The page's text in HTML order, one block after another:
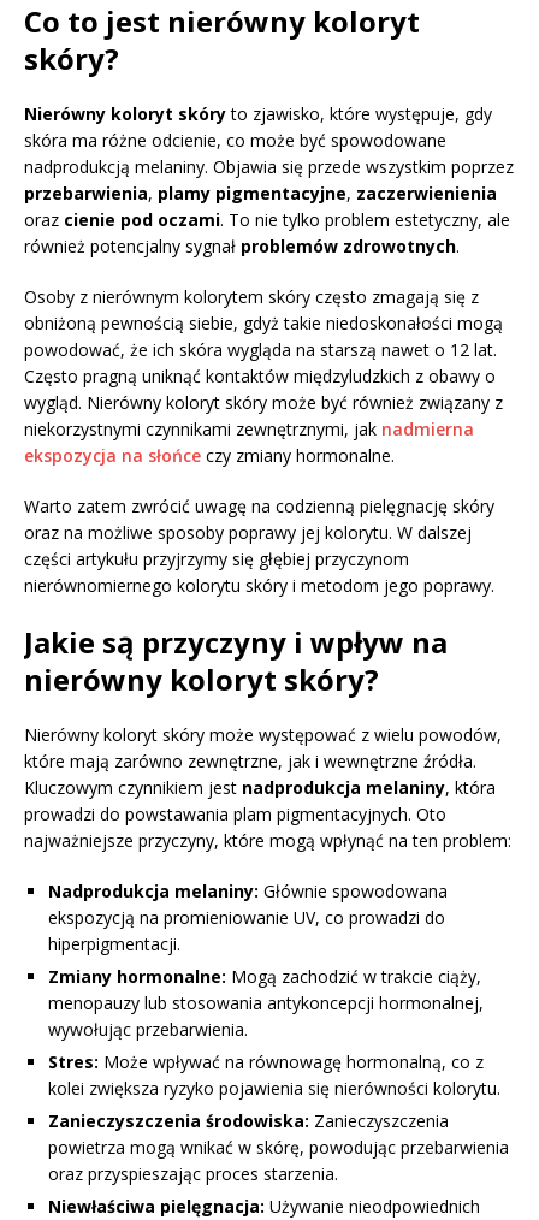
Co to jest nierówny koloryt
skóry?
Nierówny koloryt skóryto zjawisko, które występuje, gdy
skóra ma różne odcienie, co może być spowodowane
nadprodukcją melaniny. Objawia się przede wszystkim poprzez
przebarwienia, plamy pigmentacyjne, zaczerwienienia
oraz cienie pod oczami. To nie tylko problem estetyczny, ale
również potencjalny sygnał problemów zdrowotnych.
Osoby z nierównym kolorytem skóry często zmagają się z
obniżoną pewnością siebie, gdyż takie niedoskonałości mogą
powodować, że ich skóra wygląda na starszą nawet o 12 lat.
Często pragną uniknąć kontaktów międzyludzkich z obawy o
wygląd. Nierówny koloryt skóry może być również związany z
niekorzystnymi czynnikami zewnętrznymi, jak nadmierna
ekspozycja na słońce czy zmiany hormonalne.
Warto zatem zwrócić uwagę na codzienną pielęgnację skóry
oraz na możliwe sposoby poprawy jej kolorytu. W dalszej
części artykułu przyjrzymy się głębiej przyczynom
nierównomiernego kolorytu skóry i metodom jego poprawy.
Jakie są przyczyny i wpływ na
nierówny koloryt skóry?
Nierówny koloryt skóry może występować z wielu powodów,
które mają zarówno zewnętrzne, jak i wewnętrzne źródła.
Kluczowym czynnikiem jest nadprodukcja melaniny, która
prowadzi do powstawania plam pigmentacyjnych. Oto
najważniejsze przyczyny, które mogą wpłynąć na ten problem:
Nadprodukcja melaniny: Głównie spowodowana
ekspozycją na promieniowanie UV, co prowadzi do
hiperpigmentacji.
Zmiany hormonalne: Mogą zachodzić w trakcie ciąży,
menopauzy lub stosowania antykoncepcji hormonalnej,
wywołując przebarwienia.
Stres: Może wpływać na równowagę hormonalną, co z
kolei zwiększa ryzyko pojawienia się nierówności kolorytu.
Zanieczyszczenia środowiska: Zanieczyszczenia
powietrza mogą wnikać w skórę, powodując przebarwienia
oraz przyspieszając proces starzenia.
Niewłaściwa pielęgnacja: Używanie nieodpowiednich